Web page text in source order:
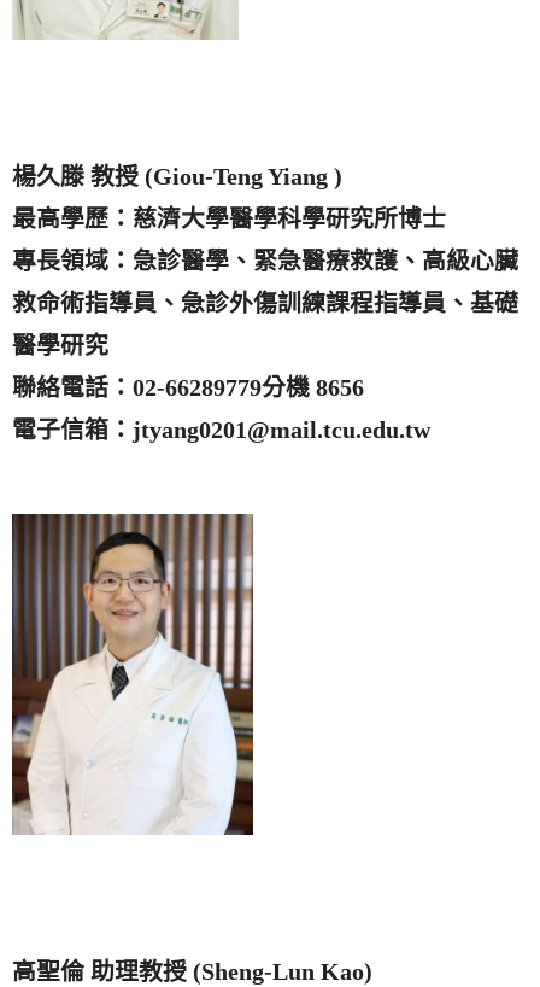
楊久滕 教授 (Giou-Teng Yiang )
最高學歷：慈濟大學醫學科學研究所博士
專長領域：急診醫學、緊急醫療救護、高級心臟
救命術指導員、急診外傷訓練課程指導員、基礎
醫學研究
聯絡電話：02-66289779分機 8656
電子信箱：jtyang0201@mail.tcu.edu.tw
高聖倫 助理教授 (Sheng-Lun Kao)